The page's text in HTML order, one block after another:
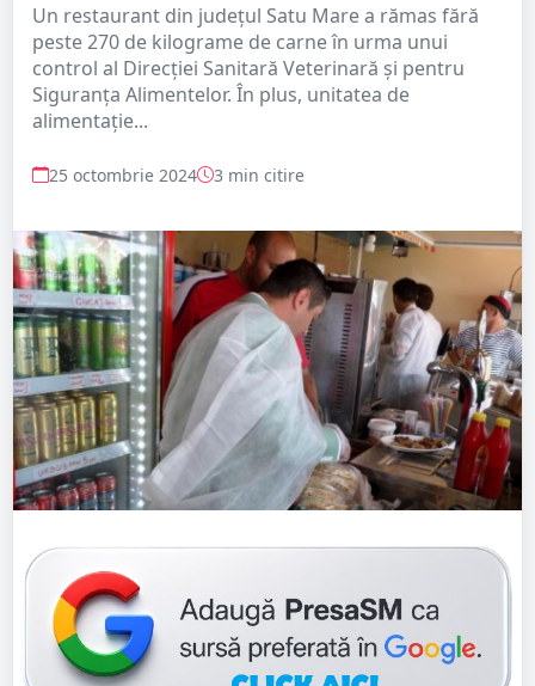
Un restaurant din județul Satu Mare a rămas fără
peste 270 de kilograme de carne în urma unui
control al Direcției Sanitară Veterinară și pentru
Siguranța Alimentelor. În plus, unitatea de
alimentație...
25 octombrie 2024 3 min citire